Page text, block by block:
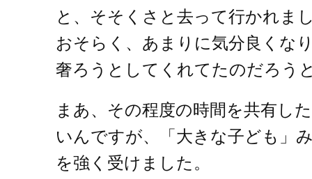
と、そそくさと去って行かれま
おそらく、あまりに気分良くな
奢ろうとしてくれてたのだろう
まあ、その程度の時間を共有し
いんですが、「大きな子ども」
を強く受けました。